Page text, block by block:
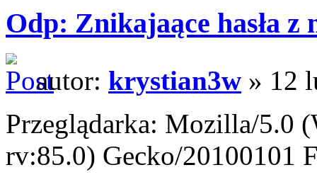
Odp: Znikajaące hasła z
autor: krystian3w » 12
Przeglądarka: Mozilla/5.0
rv:85.0) Gecko/20100101